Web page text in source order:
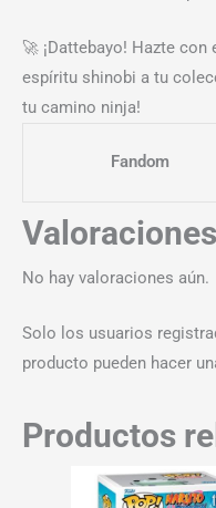
🚀 ¡Dattebayo! Hazte con
espíritu shinobi a tu
tu camino ninja!
Fandom
Valoraciones
No hay valoraciones aún.
Solo los usuarios
producto pueden hacer
Productos